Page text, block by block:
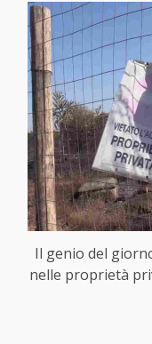
Il genio del
nelle proprietà